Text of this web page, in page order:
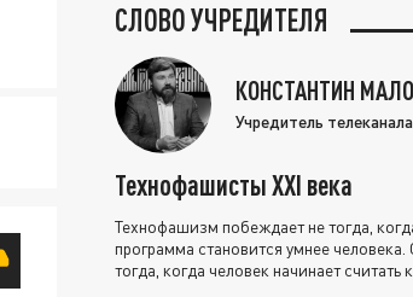
СЛОВО УЧРЕДИТЕЛЯ
КОНСТАНТИН
Учредитель
Технофашисты XXI века
Технофашизм побеждает не тогда,
программа становится умнее
тогда, когда человек начинает считать